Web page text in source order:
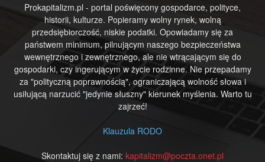
Prokapitalizm.pl - portal poświęcony gospodarce, polityce,
historii, kulturze. Popieramy wolny rynek, wolną
przedsiębiorczość, niskie podatki. Opowiadamy się za
państwem minimum, pilnującym naszego bezpieczeństwa
wewnętrznego i zewnętrznego, ale nie wtrącającym się do
gospodarki, czy ingerującym w życie rodzinne. Nie przepadamy
za "polityczną poprawnością", ograniczającą wolność słowa i
usiłującą narzucić "jedynie słuszny" kierunek myślenia. Warto tu
zajrzeć!
Klauzula RODO
Skontaktuj się z nami: kapitalizm@poczta.onet.pl